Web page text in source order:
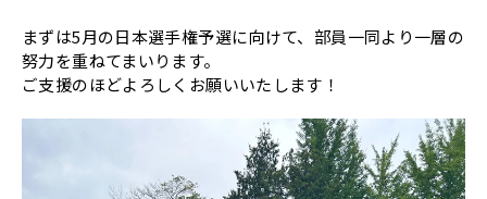
まずは5月の日本選手権予選に向けて、部員一同より一層の
努力を重ねてまいります。
ご支援のほどよろしくお願いいたします！